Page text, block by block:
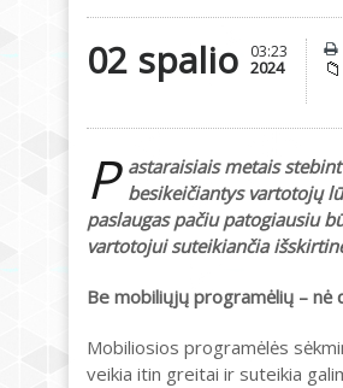
02 spalio 03:23
2024
P astaraisiais metais
besikeičiantys vartotojų
paslaugas pačiu patogiausiu
vartotojui suteikiančia
Be mobiliųjų programėlių – nė
Mobiliosios programėlės
veikia itin greitai ir suteikia